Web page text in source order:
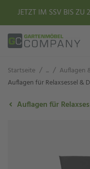
JETZT IM SSV BIS ZU
Startseite / ... / Auflagen
Auflagen für Relaxsessel &
Auflagen für